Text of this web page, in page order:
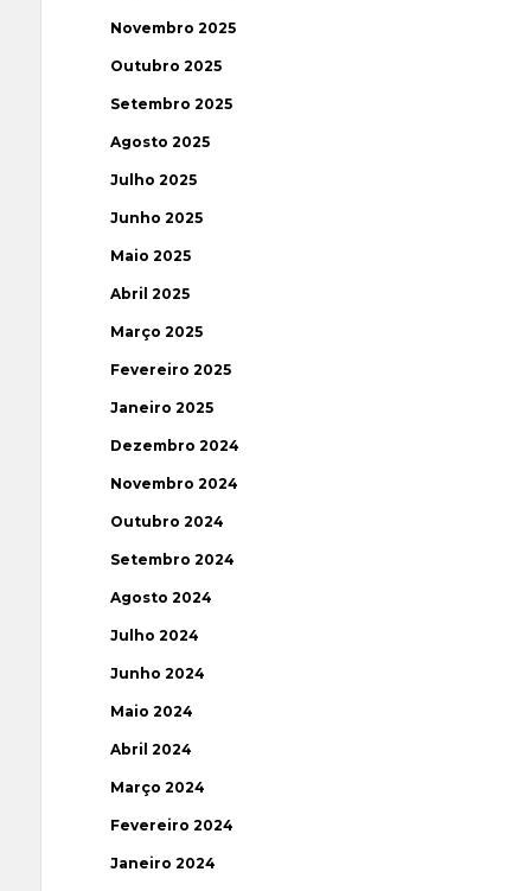
Novembro 2025
Outubro 2025
Setembro 2025
Agosto 2025
Julho 2025
Junho 2025
Maio 2025
Abril 2025
Março 2025
Fevereiro 2025
Janeiro 2025
Dezembro 2024
Novembro 2024
Outubro 2024
Setembro 2024
Agosto 2024
Julho 2024
Junho 2024
Maio 2024
Abril 2024
Março 2024
Fevereiro 2024
Janeiro 2024